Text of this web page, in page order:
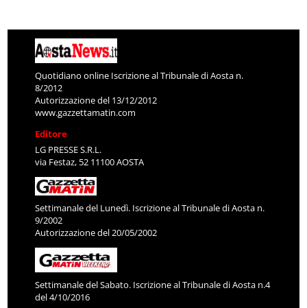
Quotidiano online Iscrizione al Tribunale di Aosta n.
8/2012
Autorizzazione del 13/12/2012
www.gazzettamatin.com
Editore
LG PRESSE S.R.L.
via Festaz, 52 11100 AOSTA
Settimanale del Lunedì. Iscrizione al Tribunale di Aosta n.
9/2002
Autorizzazione del 20/05/2002
Settimanale del Sabato. Iscrizione al Tribunale di Aosta n.4
del 4/10/2016